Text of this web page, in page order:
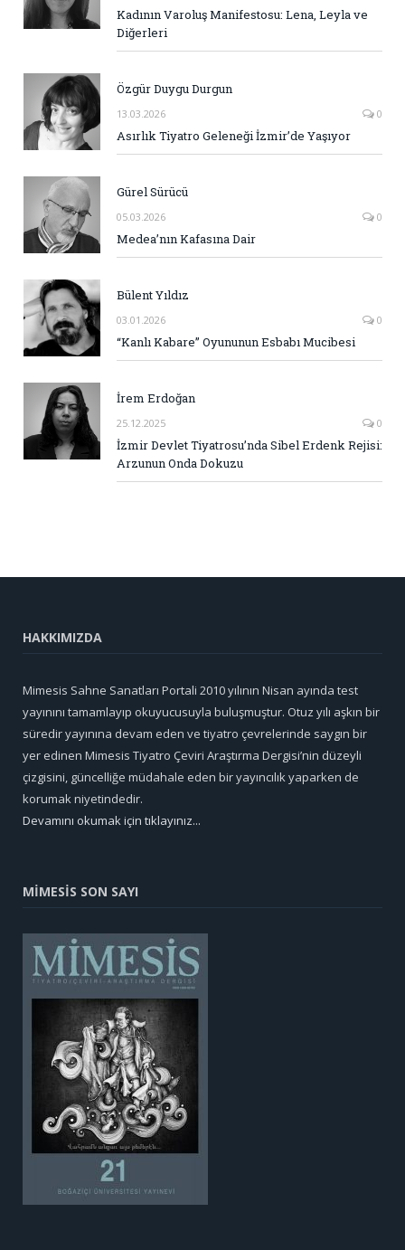
Kadının Varoluş Manifestosu: Lena, Leyla ve
Diğerleri
Özgür Duygu Durgun
13.03.2026 0
Asırlık Tiyatro Geleneği İzmir’de Yaşıyor
Gürel Sürücü
05.03.2026 0
Medea’nın Kafasına Dair
Bülent Yıldız
03.01.2026 0
“Kanlı Kabare” Oyununun Esbabı Mucibesi
İrem Erdoğan
25.12.2025 0
İzmir Devlet Tiyatrosu’nda Sibel Erdenk Rejisi:
Arzunun Onda Dokuzu
HAKKIMIZDA
Mimesis Sahne Sanatları Portali 2010 yılının Nisan ayında test
yayınını tamamlayıp okuyucusuyla buluşmuştur. Otuz yılı aşkın bir
süredir yayınına devam eden ve tiyatro çevrelerinde saygın bir
yer edinen Mimesis Tiyatro Çeviri Araştırma Dergisi’nin düzeyli
çizgisini, güncelliğe müdahale eden bir yayıncılık yaparken de
korumak niyetindedir.
Devamını okumak için tıklayınız...
MİMESİS SON SAYI